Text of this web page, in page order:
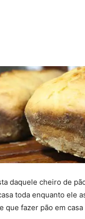
daquele cheiro de
toda enquanto ele
que fazer pão em